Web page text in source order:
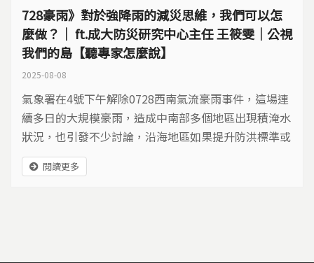
728豪雨》對於強降雨的減災思維，我們可以怎
麼做？｜ ft.成大防災研究中心主任 王筱雯｜公視
我們的島【聽專家怎麼說】
2025-08-08
氣象署在4號下午解除0728西南氣流豪雨事件，這場連
續多日的大規模豪雨，造成中南部多個地區出現積淹水
狀況，也引發不少討論，沿海地區如果提升防洪標準或
區域排水治理率，就能避免淹水嗎？又該如何更全面地
因應這些環境風險呢？政府推出1000億的治水預算，
閱讀更多